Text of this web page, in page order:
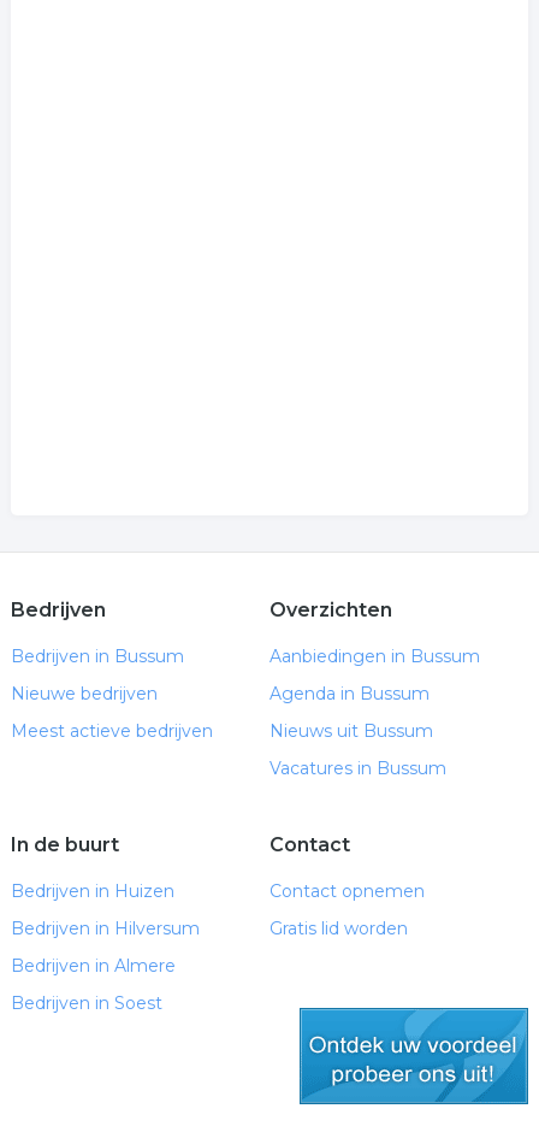
Bedrijven
Bedrijven in Bussum
Nieuwe bedrijven
Meest actieve bedrijven
Overzichten
Aanbiedingen in Bussum
Agenda in Bussum
Nieuws uit Bussum
Vacatures in Bussum
In de buurt
Bedrijven in Huizen
Bedrijven in Hilversum
Bedrijven in Almere
Bedrijven in Soest
Contact
Contact opnemen
Gratis lid worden